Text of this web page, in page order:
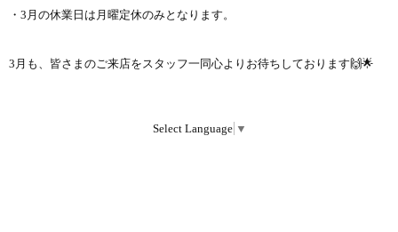
・3月の休業日は月曜定休のみとなります。
3月も、皆さまのご来店をスタッフ一同心よりお待ちしております🙌🌟
Select Language ▼